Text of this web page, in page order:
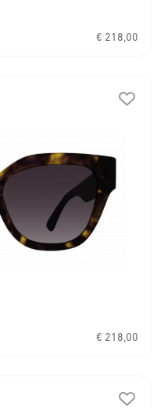
€ 218,00
€ 218,00